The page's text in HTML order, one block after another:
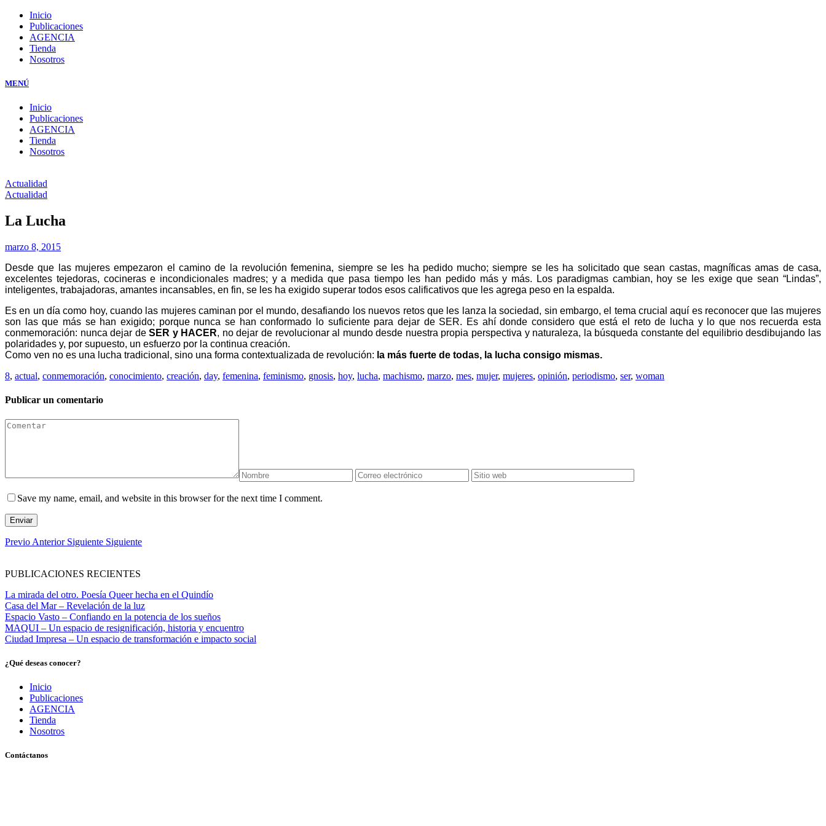
Inicio
Publicaciones
AGENCIA
Tienda
Nosotros
MENÚ
Inicio
Publicaciones
AGENCIA
Tienda
Nosotros
Actualidad
Actualidad
La Lucha
marzo 8, 2015
Desde que las mujeres empezaron el camino de la revolución femenina, siempre se les ha pedido mucho; siempre se les ha solicitado que sean castas, magníficas amas de casa,
excelentes tejedoras, cocineras e incondicionales madres; y a medida que pasa tiempo les han pedido más y más. Los paradigmas cambian, hoy se les exige que sean “Lindas”,
inteligentes, trabajadoras, amantes incansables, en fin, se les ha exigido superar todos esos calificativos que les agrega peso en la espalda.
Es en un día como hoy, cuando las mujeres caminan por el mundo, desafiando los nuevos retos que les lanza la sociedad, sin embargo, el tema crucial aquí es reconocer que las mujeres
son las que más se han exigido; porque nunca se han conformado lo suficiente para dejar de SER. Es ahí donde considero que está el reto de lucha y lo que nos recuerda esta
conmemoración: nunca dejar deSER y HACER, no dejar de revolucionar al mundo desde nuestra propia perspectiva y naturaleza, la búsqueda constante del equilibrio desdibujando las
polaridades y, por supuesto, un esfuerzo por la continua creación.
Como ven no es una lucha tradicional, sino una forma contextualizada de revolución: la más fuerte de todas, la lucha consigo mismas.
8, actual, conmemoración, conocimiento, creación, day, femenina, feminismo, gnosis, hoy, lucha, machismo, marzo, mes, mujer, mujeres, opinión, periodismo, ser, woman
Publicar un comentario
Save my name, email, and website in this browser for the next time I comment.
Enviar
Previo Anterior Siguiente Siguiente
PUBLICACIONES RECIENTES
La mirada del otro. Poesía Queer hecha en el Quindío
Casa del Mar – Revelación de la luz
Espacio Vasto – Confiando en la potencia de los sueños
MAQUI – Un espacio de resignificación, historia y encuentro
Ciudad Impresa – Un espacio de transformación e impacto social
¿Qué deseas conocer?
Inicio
Publicaciones
AGENCIA
Tienda
Nosotros
Contáctanos